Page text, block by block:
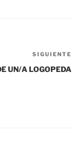
SIGUIENTE
UN/A LOGOPEDA